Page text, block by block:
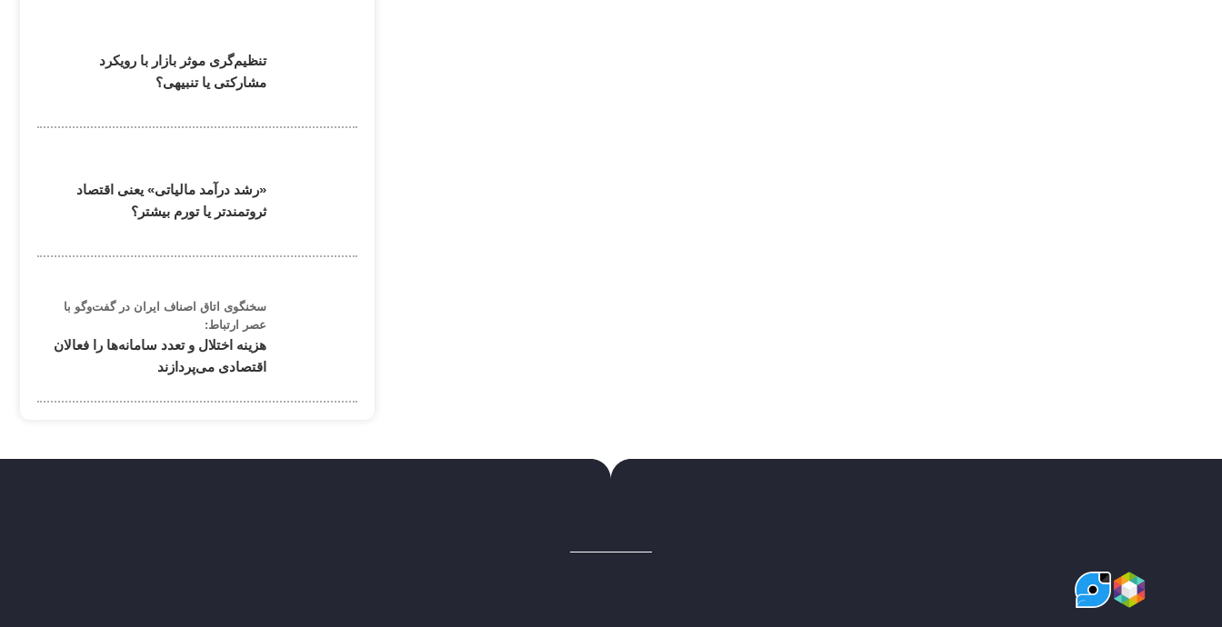
تنظیم‌گری موثر بازار با رویکرد
مشارکتی یا تنبیهی؟
«رشد درآمد مالیاتی» یعنی اقتصاد
ثروتمندتر یا تورم بیشتر؟
سخنگوی اتاق اصناف ایران در گفت‌وگو با
عصر ارتباط:
هزینه اختلال و تعدد سامانه‌ها را فعالان
اقتصادی می‌پردازند